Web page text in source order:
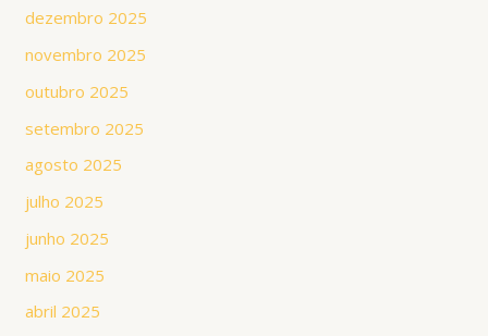
dezembro 2025
novembro 2025
outubro 2025
setembro 2025
agosto 2025
julho 2025
junho 2025
maio 2025
abril 2025